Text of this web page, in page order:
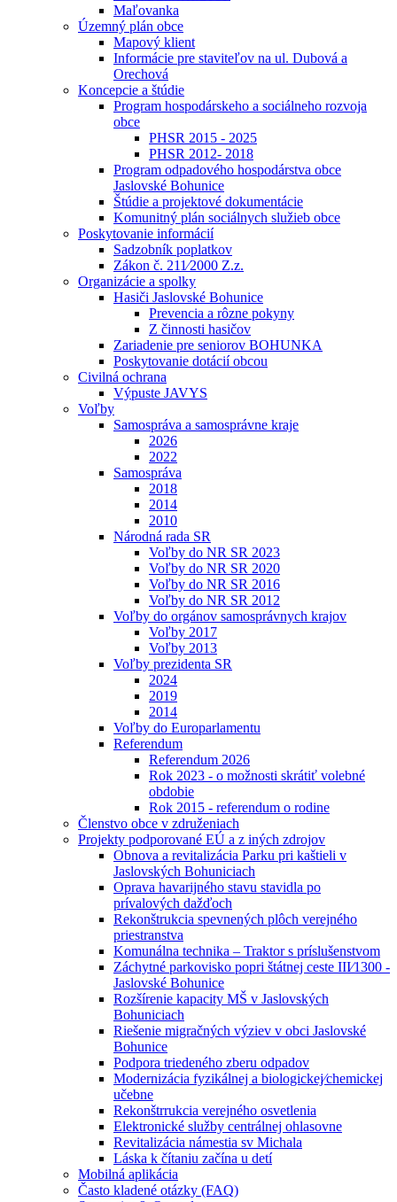
Maľovanka
Územný plán obce
Mapový klient
Informácie pre staviteľov na ul. Dubová a
Orechová
Koncepcie a štúdie
Program hospodárskeho a sociálneho rozvoja
obce
PHSR 2015 - 2025
PHSR 2012- 2018
Program odpadového hospodárstva obce
Jaslovské Bohunice
Štúdie a projektové dokumentácie
Komunitný plán sociálnych služieb obce
Poskytovanie informácií
Sadzobník poplatkov
Zákon č. 211⁄2000 Z.z.
Organizácie a spolky
Hasiči Jaslovské Bohunice
Prevencia a rôzne pokyny
Z činnosti hasičov
Zariadenie pre seniorov BOHUNKA
Poskytovanie dotácií obcou
Civilná ochrana
Výpuste JAVYS
Voľby
Samospráva a samosprávne kraje
2026
2022
Samospráva
2018
2014
2010
Národná rada SR
Voľby do NR SR 2023
Voľby do NR SR 2020
Voľby do NR SR 2016
Voľby do NR SR 2012
Voľby do orgánov samosprávnych krajov
Voľby 2017
Voľby 2013
Voľby prezidenta SR
2024
2019
2014
Voľby do Europarlamentu
Referendum
Referendum 2026
Rok 2023 - o možnosti skrátiť volebné
obdobie
Rok 2015 - referendum o rodine
Členstvo obce v združeniach
Projekty podporované EÚ a z iných zdrojov
Obnova a revitalizácia Parku pri kaštieli v
Jaslovských Bohuniciach
Oprava havarijného stavu stavidla po
prívalových dažďoch
Rekonštrukcia spevnených plôch verejného
priestranstva
Komunálna technika – Traktor s príslušenstvom
Záchytné parkovisko popri štátnej ceste III⁄1300 -
Jaslovské Bohunice
Rozšírenie kapacity MŠ v Jaslovských
Bohuniciach
Riešenie migračných výziev v obci Jaslovské
Bohunice
Podpora triedeného zberu odpadov
Modernizácia fyzikálnej a biologickej⁄chemickej
učebne
Rekonštrrukcia verejného osvetlenia
Elektronické služby centrálnej ohlasovne
Revitalizácia námestia sv Michala
Láska k čítaniu začína u detí
Mobilná aplikácia
Často kladené otázky (FAQ)